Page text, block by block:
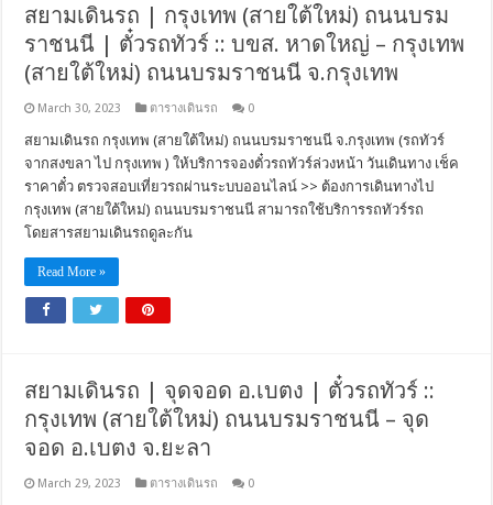
สยามเดินรถ | กรุงเทพ (สายใต้ใหม่) ถนนบรม
ราชนนี | ตั๋วรถทัวร์ :: บขส. หาดใหญ่ – กรุงเทพ
(สายใต้ใหม่) ถนนบรมราชนนี จ.กรุงเทพ
March 30, 2023 ตารางเดินรถ 0
สยามเดินรถ กรุงเทพ (สายใต้ใหม่) ถนนบรมราชนนี จ.กรุงเทพ (รถทัวร์
จากสงขลา ไป กรุงเทพ ) ให้บริการจองตั๋วรถทัวร์ล่วงหน้า วันเดินทาง เช็ค
ราคาตั๋ว ตรวจสอบเที่ยวรถผ่านระบบออนไลน์ >> ต้องการเดินทางไป
กรุงเทพ (สายใต้ใหม่) ถนนบรมราชนนี สามารถใช้บริการรถทัวร์รถ
โดยสารสยามเดินรถดูละกัน
Read More »
สยามเดินรถ | จุดจอด อ.เบตง | ตั๋วรถทัวร์ ::
กรุงเทพ (สายใต้ใหม่) ถนนบรมราชนนี – จุด
จอด อ.เบตง จ.ยะลา
March 29, 2023 ตารางเดินรถ 0